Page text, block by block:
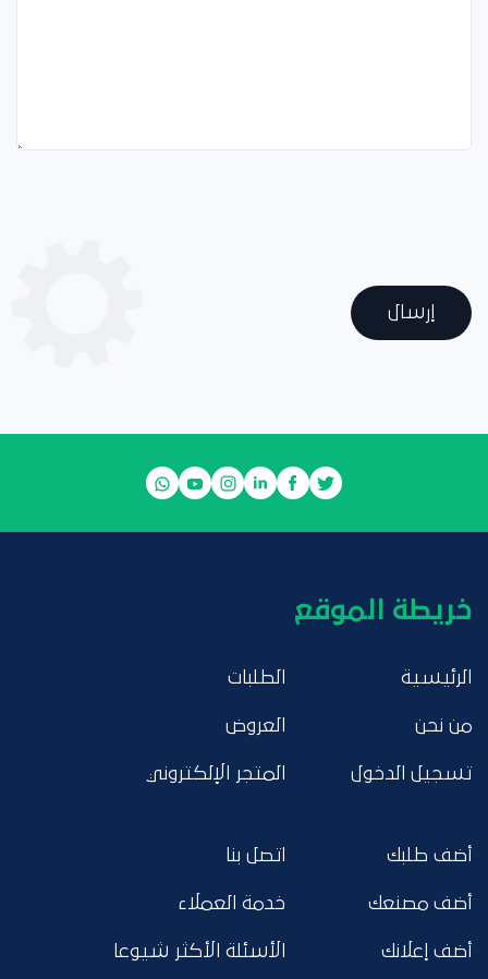
إرسال
خريطة الموقع
الرئيسية
من نحن
تسجيل الدخول
الطلبات
العروض
المتجر الإلكتروني
أضف طلبك
أضف مصنعك
أضف إعلانك
اتصل بنا
خدمة العملاء
الأسئلة الأكثر شيوعا